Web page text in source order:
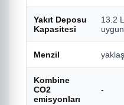
Yakıt Deposu
Kapasitesi
13.2
Menzil
Kombine
CO2
emisyonları
-